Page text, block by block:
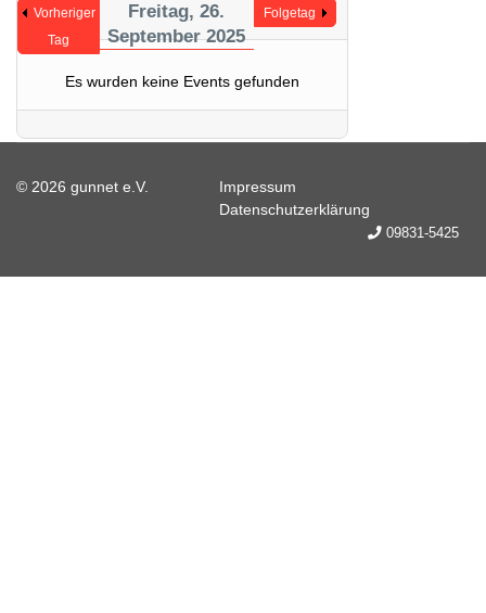
Vorheriger
Tag
Freitag, 26.
September 2025
Folgetag
Es wurden keine Events gefunden
© 2026 gunnet e.V.
Impressum
Datenschutzerklärung
09831-5425